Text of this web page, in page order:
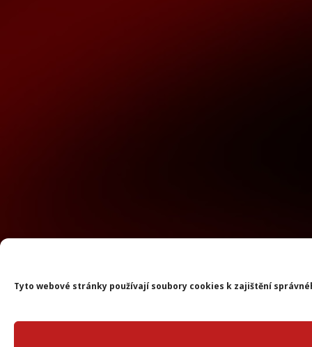
Tyto webové stránky používají soubory cookies k zajištění